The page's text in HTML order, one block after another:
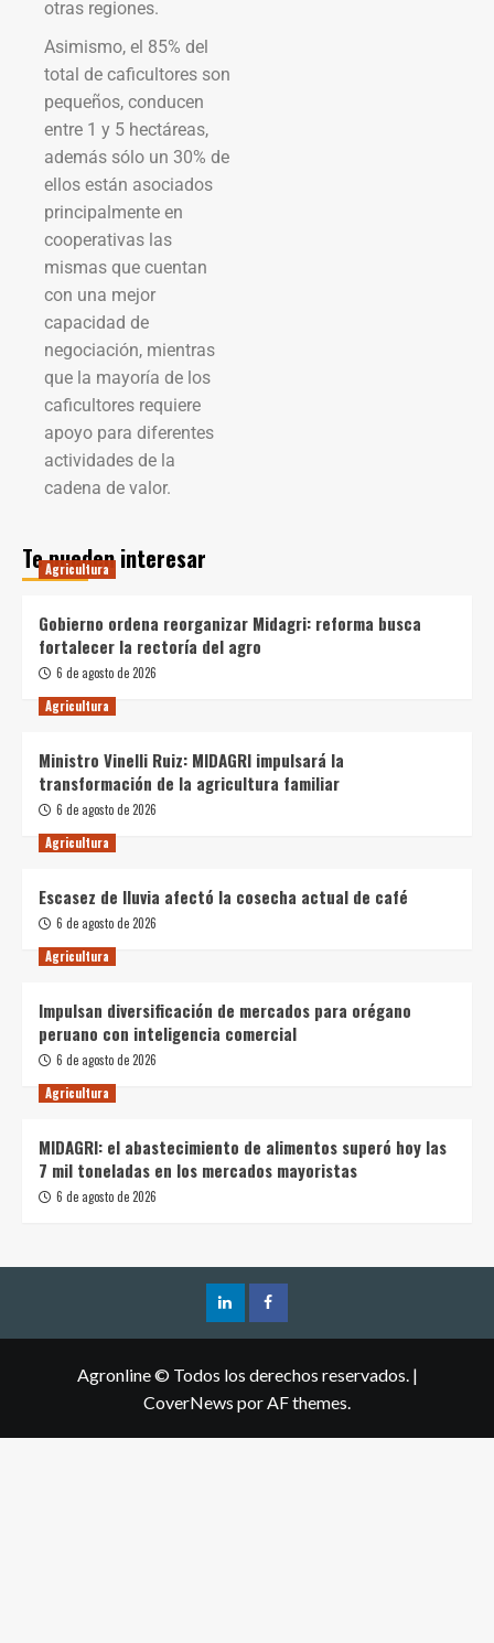
otras regiones.
Asimismo, el 85% del
total de caficultores son
pequeños, conducen
entre 1 y 5 hectáreas,
además sólo un 30% de
ellos están asociados
principalmente en
cooperativas las
mismas que cuentan
con una mejor
capacidad de
negociación, mientras
que la mayoría de los
caficultores requiere
apoyo para diferentes
actividades de la
cadena de valor.
Te pueden interesar
Agricultura
Gobierno ordena reorganizar Midagri: reforma busca
fortalecer la rectoría del agro
6 de agosto de 2026
Agricultura
Ministro Vinelli Ruiz: MIDAGRI impulsará la
transformación de la agricultura familiar
6 de agosto de 2026
Agricultura
Escasez de lluvia afectó la cosecha actual de café
6 de agosto de 2026
Agricultura
Impulsan diversificación de mercados para orégano
peruano con inteligencia comercial
6 de agosto de 2026
Agricultura
MIDAGRI: el abastecimiento de alimentos superó hoy las
7 mil toneladas en los mercados mayoristas
6 de agosto de 2026
Agronline © Todos los derechos reservados. |
CoverNews por AF themes.